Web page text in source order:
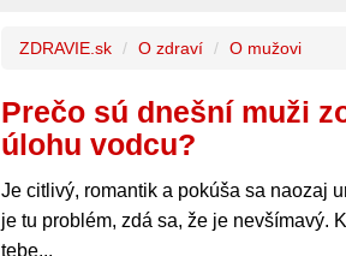
ZDRAVIE.sk O zdraví O mužovi
Prečo sú dnešní muži
úlohu vodcu?
Je citlivý, romantik a pokúša sa naozaj
je tu problém, zdá sa, že je nevšímavý.
tebe...